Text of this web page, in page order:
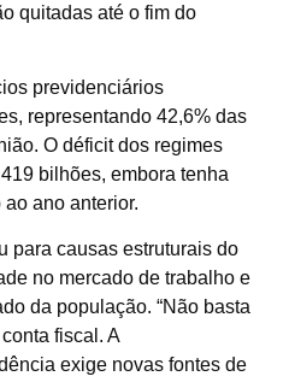
quitadas até o fim do
previdenciários
representando 42,6% das
O déficit dos regimes
bilhões, embora tenha
ano anterior.
para causas estruturais do
no mercado de trabalho e
da população. “Não basta
fiscal. A
exige novas fontes de